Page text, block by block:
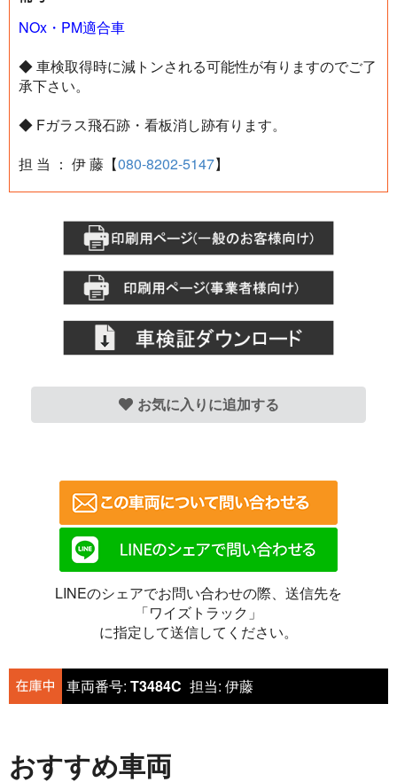
NOx・PM適合車
◆ 車検取得時に減トンされる可能性が有りますのでご了
承下さい。
◆ Fガラス飛石跡・看板消し跡有ります。
担 当 ： 伊 藤【080-8202-5147】
お気に入りに追加する
LINEのシェアでお問い合わせの際、送信先を
「ワイズトラック」
に指定して送信してください。
車両番号: T3484C 担当: 伊藤
おすすめ車両